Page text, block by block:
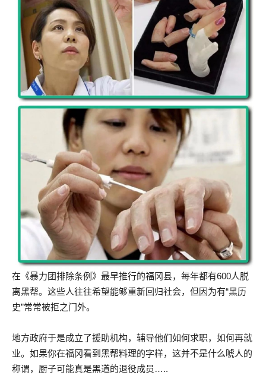
在《暴力团排除条例》最早推行的福冈县，每年都有600人脱
离黑帮。这些人往往希望能够重新回归社会，但因为有“黑历
史”常常被拒之门外。
地方政府于是成立了援助机构，辅导他们如何求职，如何再就
业。如果你在福冈看到黑帮料理的字样，这并不是什么唬人的
称谓，厨子可能真是黑道的退役成员…..